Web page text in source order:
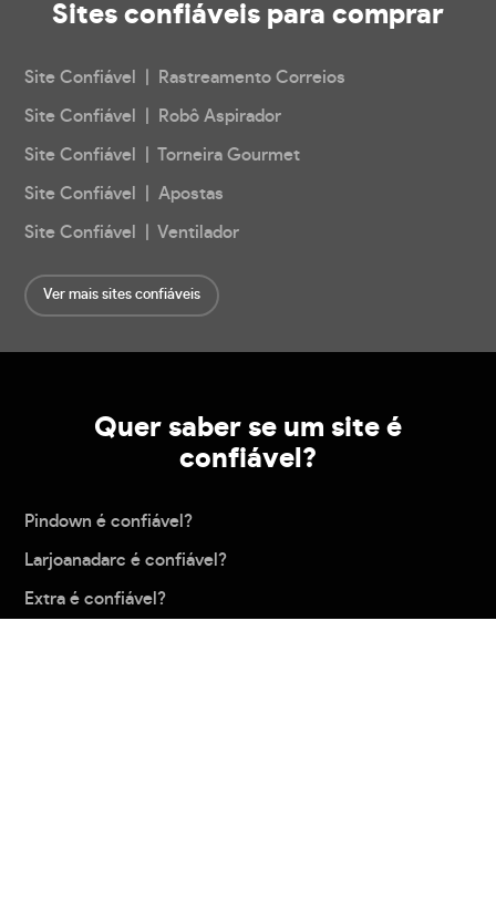
Sites confiáveis para comprar
Site Confiável | Rastreamento Correios
Site Confiável | Robô Aspirador
Site Confiável | Torneira Gourmet
Site Confiável | Apostas
Site Confiável | Ventilador
Ver mais sites confiáveis
Quer saber se um site é
confiável?
Pindown é confiável?
Larjoanadarc é confiável?
Extra é confiável?